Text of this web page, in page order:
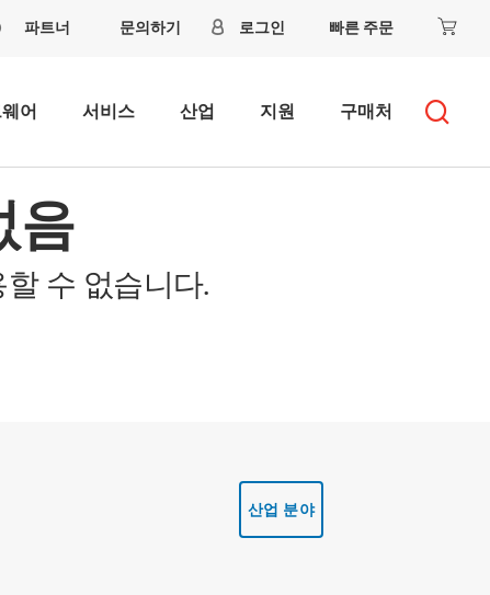
파트너 문의하기 로그인 빠른 주문
어 서비스 산업 지원 구매처
음
수 없습니다.
산업 분야